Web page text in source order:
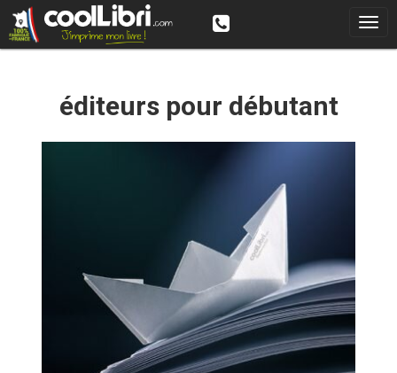
éditeurs pour débutant